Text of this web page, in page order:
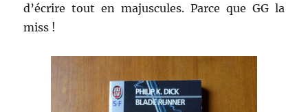
d’écrire tout en majuscules. Parce que GG la
miss !